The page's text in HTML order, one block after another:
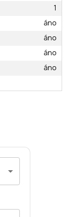
1
áno
áno
áno
áno